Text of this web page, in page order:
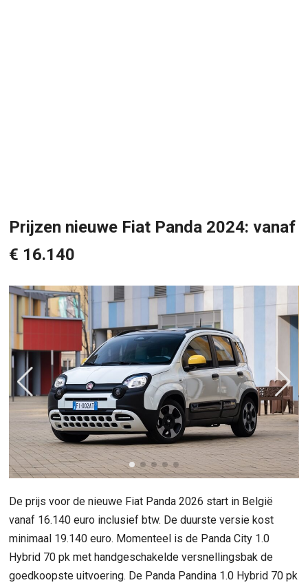
Prijzen nieuwe Fiat Panda 2024: vanaf
€ 16.140
De prijs voor de nieuwe Fiat Panda 2026 start in België
vanaf 16.140 euro inclusief btw. De duurste versie kost
minimaal 19.140 euro. Momenteel is de Panda City 1.0
Hybrid 70 pk met handgeschakelde versnellingsbak de
goedkoopste uitvoering. De Panda Pandina 1.0 Hybrid 70 pk